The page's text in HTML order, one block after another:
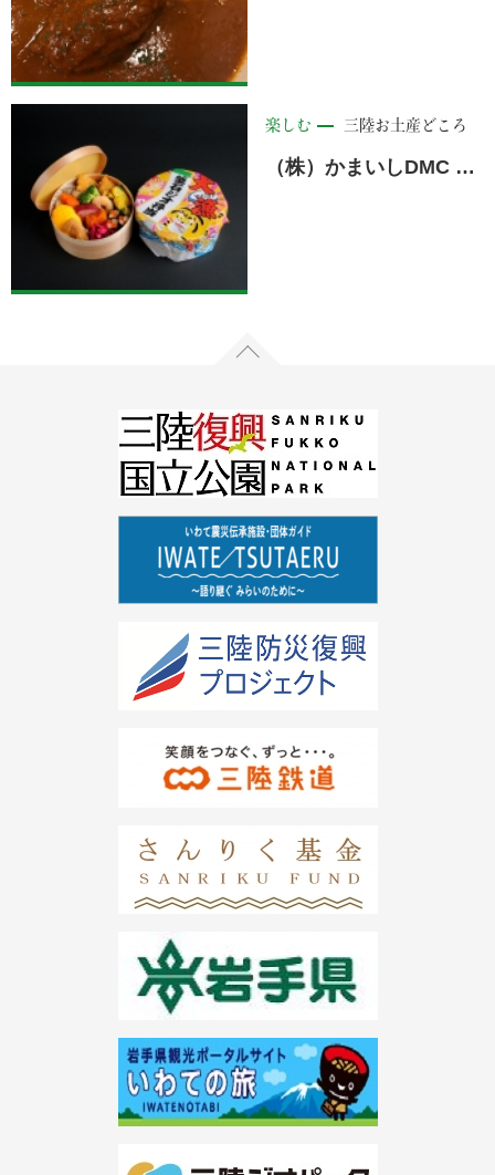
楽しむ 三陸お土産どころ
（株）かまいしDMC × maruwa mart （株）